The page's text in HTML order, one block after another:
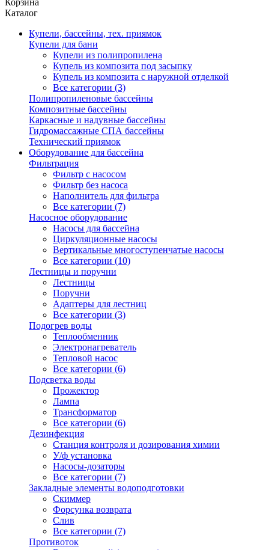
Корзина
Каталог
Купели, бассейны, тех. приямок
Купели для бани
Купели из полипропилена
Купель из композита под засыпку
Купель из композита с наружной отделкой
Все категории (3)
Полипропиленовые бассейны
Композитные бассейны
Каркасные и надувные бассейны
Гидромассажные СПА бассейны
Технический приямок
Оборудование для бассейна
Фильтрация
Фильтр с насосом
Фильтр без насоса
Наполнитель для фильтра
Все категории (7)
Насосное оборудование
Насосы для бассейна
Циркуляционные насосы
Вертикальные многоступенчатые насосы
Все категории (10)
Лестницы и поручни
Лестницы
Поручни
Адаптеры для лестниц
Все категории (3)
Подогрев воды
Теплообменник
Электронагреватель
Тепловой насос
Все категории (6)
Подсветка воды
Прожектор
Лампа
Трансформатор
Все категории (6)
Дезинфекция
Станция контроля и дозирования химии
У/ф установка
Насосы-дозаторы
Все категории (7)
Закладные элементы водоподготовки
Скиммер
Форсунка возврата
Слив
Все категории (7)
Противоток